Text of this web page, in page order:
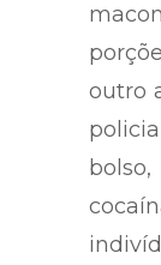
outro